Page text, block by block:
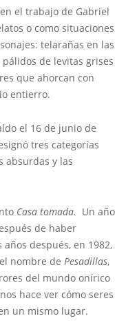
el trabajo de Gabriel
o como situaciones
telarañas en las
de levitas grises
que ahorcan con
entierro.
el 16 de junio de
tres categorías
absurdas y las
Casa tomada. Un año
de haber
después, en 1982,
nombre de Pesadillas,
del mundo onírico
hace ver cómo seres
un mismo lugar.